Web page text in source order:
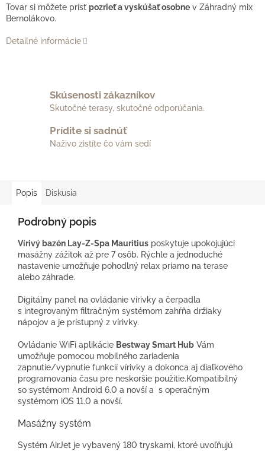
Tovar si môžete prísťpozrieť a vyskúšať osobne v Záhradný mix
Bernolákovo.
Detailné informácie
Skúsenosti zákazníkov
Skutočné terasy, skutočné odporúčania.
Prídite si sadnúť
Naživo zistíte čo vám sedí
Popis Diskusia
Podrobný popis
Vírivý bazén Lay-Z-Spa Mauritius poskytuje upokojujúci
masážny zážitok až pre 7 osôb. Rýchle a jednoduché
nastavenie umožňuje pohodlný relax priamo na terase
alebo záhrade.
Digitálny panel na ovládanie vírivky a čerpadla
s integrovaným filtračným systémom zahŕňa držiaky
nápojov a je prístupný z vírivky.
Ovládanie WiFi aplikácie Bestway Smart Hub Vám
umožňuje pomocou mobilného zariadenia
zapnutie/vypnutie funkcií vírivky a dokonca aj diaľkového
programovania času pre neskoršie použitie.Kompatibilný
so systémom Android 6.0 a novší a s operačným
systémom iOS 11.0 a novší.
Masážny systém
Systém AirJet je vybavený 180 tryskami, ktoré uvoľňujú